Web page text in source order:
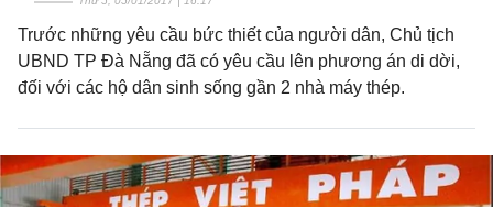
Trước những yêu cầu bức thiết của người dân, Chủ tịch
UBND TP Đà Nẵng đã có yêu cầu lên phương án di dời,
đối với các hộ dân sinh sống gần 2 nhà máy thép.